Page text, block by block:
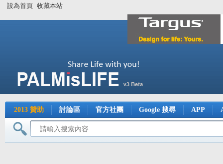
設為首頁 收藏本站
2013 贊助 討論區 官方社團 Google 搜尋 APP